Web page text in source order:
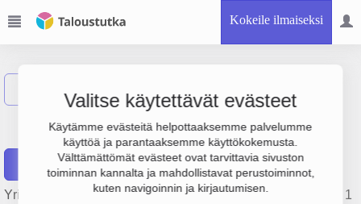
Kokeile ilmaiseksi
Valitse käytettävät evästeet
Käytämme evästeitä helpottaaksemme palvelumme
käyttöä ja parantaaksemme käyttökokemusta.
Välttämättömät evästeet ovat tarvittavia sivuston
toiminnan kannalta ja mahdollistavat perustoiminnot,
kuten navigoinnin ja kirjautumisen.
Suomen Juristit Oy
Raportit
Yrityksen Suomen Juristit Oy liikevaihto on 966 000 €, tulos 1